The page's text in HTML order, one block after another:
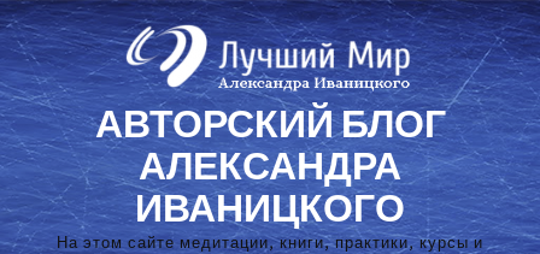
Перейти
к
содержимому
АВТОРСКИЙ БЛОГ
АЛЕКСАНДРА
ИВАНИЦКОГО
На этом сайте медитации, книги, практики, курсы и